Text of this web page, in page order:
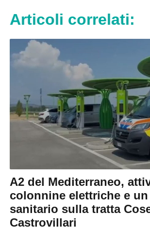
Articoli correlati:
A2 del Mediterraneo,
colonnine elettriche e
sanitario sulla tratta
Castrovillari